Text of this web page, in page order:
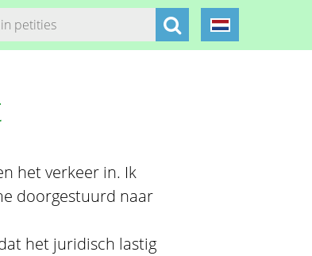
het verkeer in. Ik
doorgestuurd naar
het juridisch lastig